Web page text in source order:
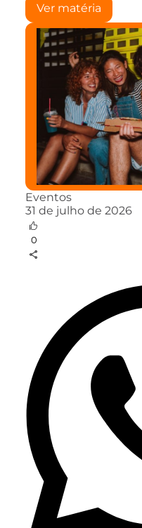
Ver matéria
Eventos
31 de julho de 2026
0